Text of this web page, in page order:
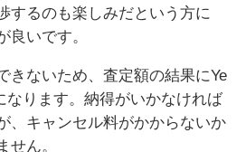
するのも楽しみだという方に
良いです。
きないため、査定額の結果にYe
なります。納得がいかなければ
、キャンセル料がかからないか
せん。